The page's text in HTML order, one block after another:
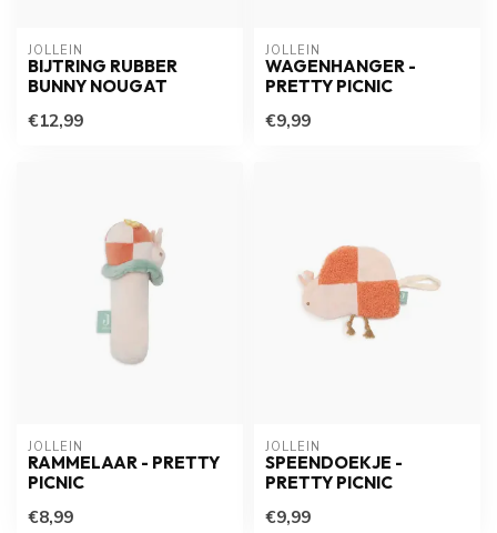
JOLLEIN
BIJTRING RUBBER
BUNNY NOUGAT
€12,99
JOLLEIN
WAGENHANGER -
PRETTY PICNIC
€9,99
JOLLEIN
RAMMELAAR - PRETTY
PICNIC
€8,99
JOLLEIN
SPEENDOEKJE -
PRETTY PICNIC
€9,99